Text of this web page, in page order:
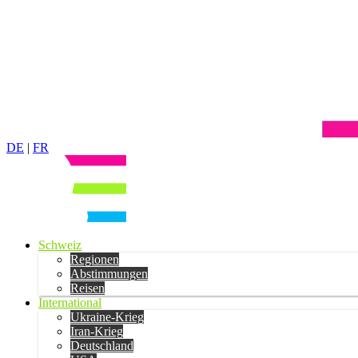
DE | FR
Schweiz
Regionen
Abstimmungen
Reisen
International
Ukraine-Krieg
Iran-Krieg
Deutschland